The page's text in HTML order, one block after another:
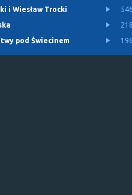
i Wiesław Trocki
pod Świecinem